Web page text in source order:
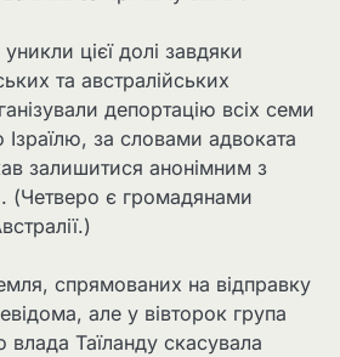
цієї долі завдяки
та австралійських
депортацію всіх семи
Ізраїлю, за словами адвоката
залишитися анонімним з
(Четверо є громадянами
спрямованих на відправку
але у вівторок група
влада Таїланду скасувала